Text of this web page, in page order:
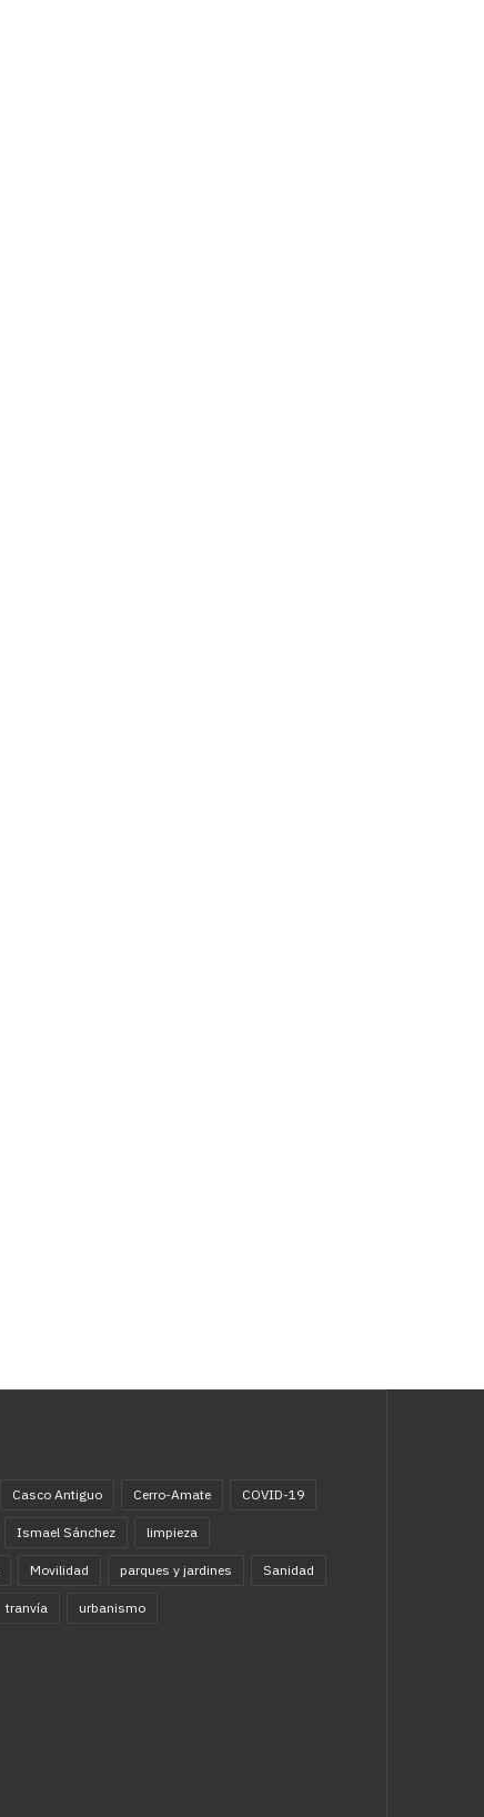
Casco Antiguo Cerro-Amate COVID-19
Ismael Sánchez limpieza
Movilidad parques y jardines Sanidad
tranvía urbanismo